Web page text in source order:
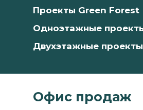
Офис продаж
Проекты Green Forest
Одноэтажные
Двухэтажные проекты